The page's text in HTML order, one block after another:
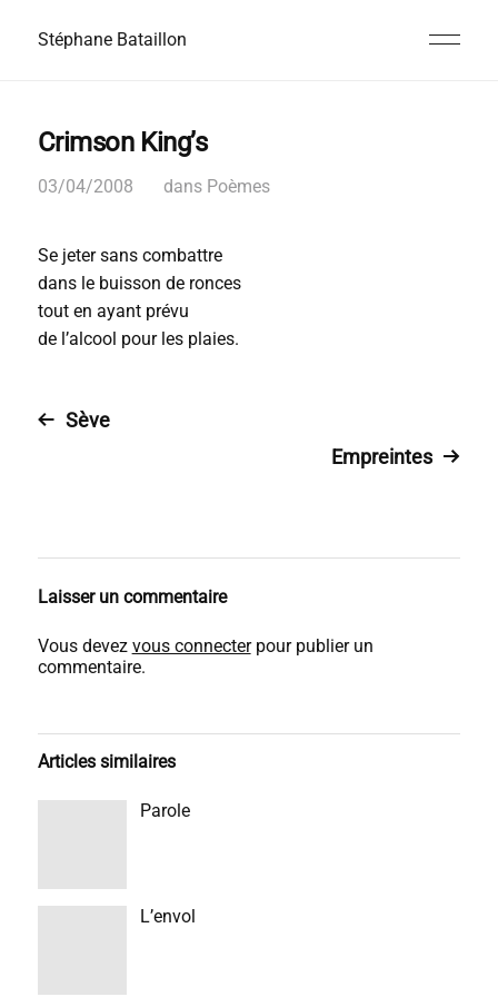
Stéphane Bataillon
Crimson King’s
03/04/2008 dans Poèmes
Se jeter sans combattre
dans le buisson de ronces
tout en ayant prévu
de l’alcool pour les plaies.
Sève
Empreintes
Laisser un commentaire
Vous devez vous connecterpour publier un
commentaire.
Articles similaires
Parole
L’envol